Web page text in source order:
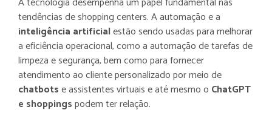
tendências de shopping centers. A automação e a
inteligência artificialestão sendo usadas para melhorar
a eficiência operacional, como a automação de tarefas de
limpeza e segurança, bem como para fornecer
atendimento ao cliente personalizado por meio de
chatbotse assistentes virtuais e até mesmo o ChatGPT
e shoppingspodem ter relação.